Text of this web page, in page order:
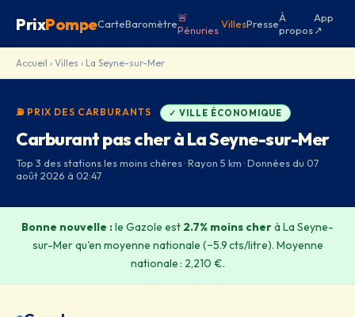
PrixPompeCarteBaromètre🚨
Pénuries VillesPresseÀ
propos
App
↗
Accueil › Villes › La Seyne-sur-Mer
⛽ PRIX DES CARBURANTS ✓ VILLE ÉCONOMIQUE
Carburant pas cher à La Seyne-sur-Mer
Top 3 des stations les moins chères · Rayon 5 km · Données du 07
août 2026 à 02:47
Bonne nouvelle :le Gazole est 2.7% moins cherà La Seyne-
sur-Mer qu'en moyenne nationale (−5.9 cts/litre). Moyenne
nationale : 2,210 €.